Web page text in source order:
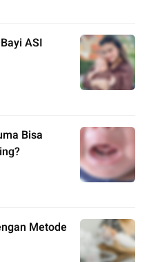
ASI
Bisa
Metode